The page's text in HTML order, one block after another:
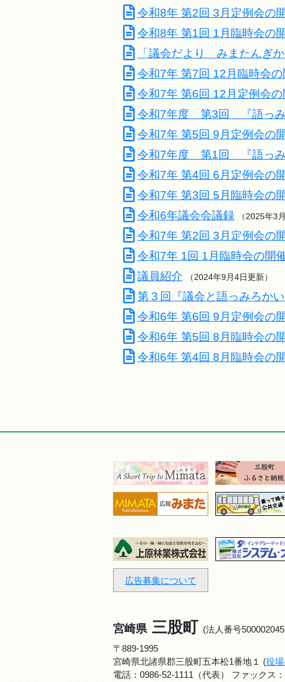
令和8年 第2回 3月定例会の
令和8年 第1回 1月臨時会の
「議会だより みまたんぎ
令和7年 第7回 12月臨時会
令和7年 第6回 12月定例会
令和7年度 第3回 『語っみ
令和7年 第5回 9月定例会の
令和7年度 第1回 『語っみ
令和7年 第4回 6月定例会の
令和7年 第3回 5月臨時会の
令和6年議会会議録 （2025年3
令和7年 第2回 3月定例会の
令和7年 1回 1月臨時会の開
議員紹介 （2024年9月4日更新）
第３回『議会と語っみろか
令和6年 第6回 9月定例会の
令和6年 第5回 8月臨時会の
令和6年 第4回 8月臨時会の
広告募集について
宮崎県 三股町 (法人番号
〒889-1995
宮崎県北諸県郡三股町五本松1番地１ (役
電話： 0986-52-1111 （代表） ファックス